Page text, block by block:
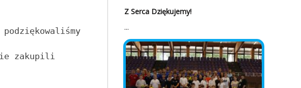
zakupili
Z Serca Dziękujemy!
...